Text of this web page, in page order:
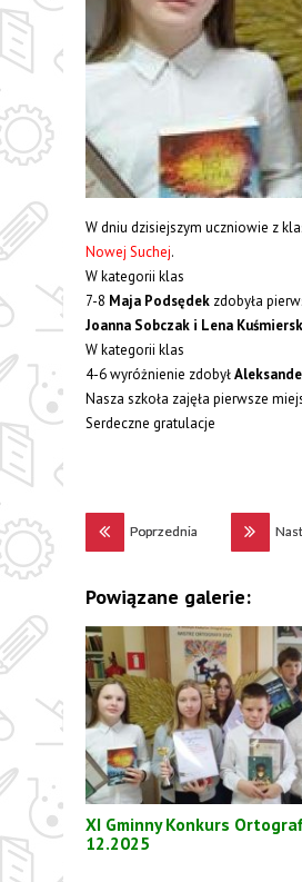
W dniu dzisiejszym uczniowie z
Nowej Suchej.
W kategorii klas
7-8 Maja Podsędekzdobyła
Joanna Sobczak i Lena
W kategorii klas
4-6 wyróżnienie zdobył
Nasza szkoła zajęła pierwsze
Serdeczne gratulacje
Poprzednia
Powiązane galerie:
XI Gminny Konkurs
12.2025